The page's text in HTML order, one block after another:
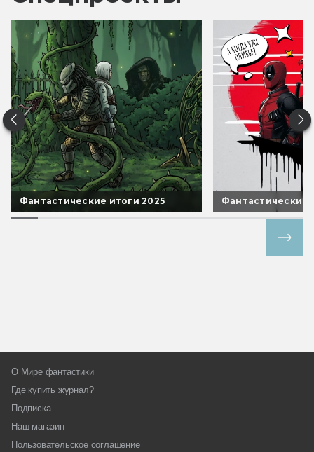
Фантастические итоги 2025 Фантастические
О Мире фантастики
Где купить журнал?
Подписка
Наш магазин
Пользовательское соглашение